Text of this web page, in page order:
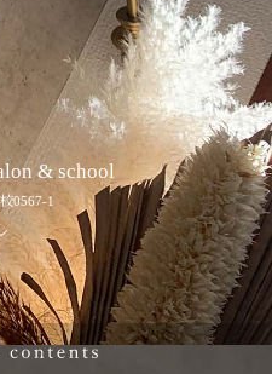
& school
0567-1